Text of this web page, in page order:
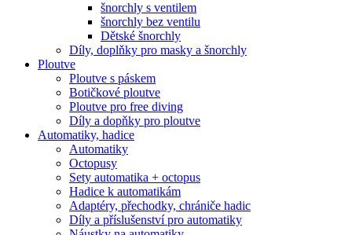
šnorchly s ventilem
šnorchly bez ventilu
Dětské šnorchly
Díly, doplňky pro masky a šnorchly
Ploutve
Ploutve s páskem
Botičkové ploutve
Ploutve pro free diving
Díly a dopňky pro ploutve
Automatiky, hadice
Automatiky
Octopusy
Sety automatika + octopus
Hadice k automatikám
Adaptéry, přechodky, chrániče hadic
Díly a příslušenství pro automatiky